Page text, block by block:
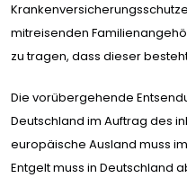
mitreisenden
zu tragen, dass dieser
Die vorübergehende
Deutschland im Auftrag des
europäische Ausland muss
Entgelt muss in Deutschland